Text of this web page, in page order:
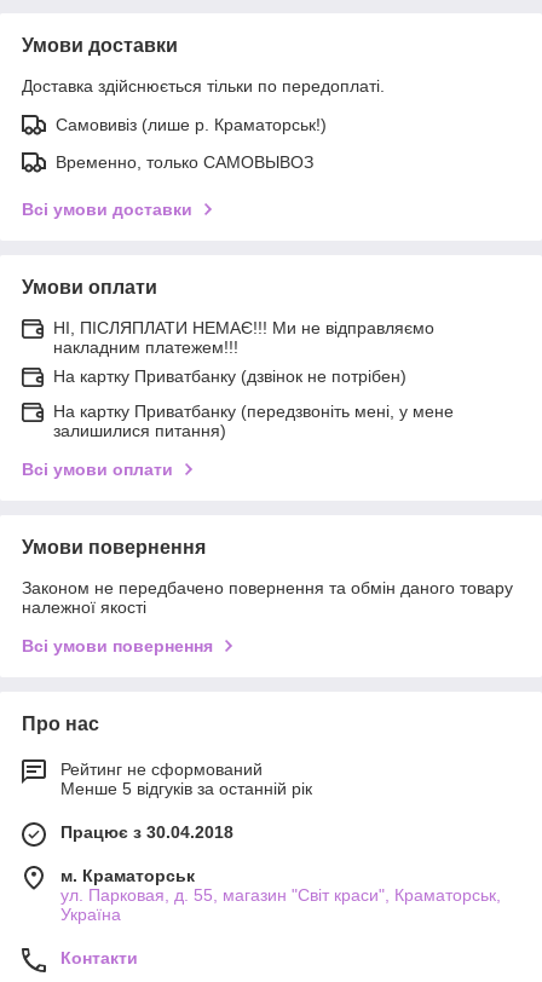
Умови доставки
Доставка здійснюється тільки по передоплаті.
Самовивіз (лише р. Краматорськ!)
Временно, только САМОВЫВОЗ
Всі умови доставки
Умови оплати
НІ, ПІСЛЯПЛАТИ НЕМАЄ!!! Ми не відправляємо
накладним платежем!!!
На картку Приватбанку (дзвінок не потрібен)
На картку Приватбанку (передзвоніть мені, у мене
залишилися питання)
Всі умови оплати
Умови повернення
Законом не передбачено повернення та обмін даного товару
належної якості
Всі умови повернення
Про нас
Рейтинг не сформований
Менше 5 відгуків за останній рік
Працює з 30.04.2018
м. Краматорськ
ул. Парковая, д. 55, магазин "Світ краси", Краматорськ,
Україна
Контакти